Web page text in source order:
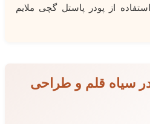
از پودر پاستل گچی ملایم
در سیاه قلم و طراحی